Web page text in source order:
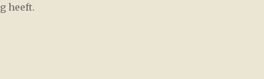
heeft.